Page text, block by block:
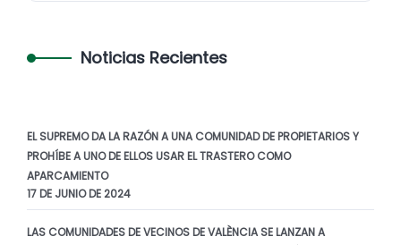
Noticias Recientes
EL SUPREMO DA LA RAZÓN A UNA COMUNIDAD DE PROPIETARIOS Y
PROHÍBE A UNO DE ELLOS USAR EL TRASTERO COMO
APARCAMIENTO
17 DE JUNIO DE 2024
LAS COMUNIDADES DE VECINOS DE VALÈNCIA SE LANZAN A